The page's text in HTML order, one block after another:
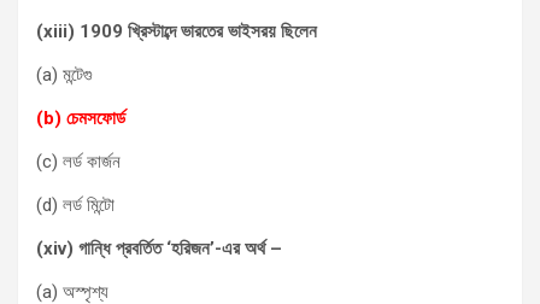
(xiii) 1909 খ্রিস্টাব্দে ভারতের ভাইসরয় ছিলেন
(a) মন্টেগু
(b) চেমসফোর্ড
(c) লর্ড কার্জন
(d) লর্ড মিন্টো
(xiv) গান্ধি প্রবর্তিত ‘হরিজন’-এর অর্থ –
(a) অস্পৃশ্য